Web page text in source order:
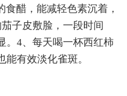
醋，能减轻色素沉着，
子皮敷脸，一段时间
。4、每天喝一杯西红柿
有效淡化雀斑。